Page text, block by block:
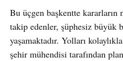
Bu üçgen başkentte kararların
takip edenler, şüphesiz büyük
yaşamaktadır. Yolları
şehir mühendisi tarafından